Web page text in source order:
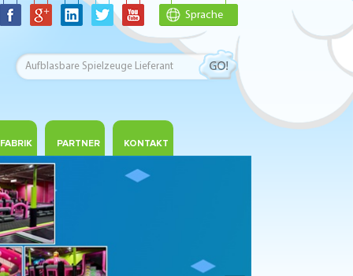
Sprache
FABRIK PARTNER KONTAKT